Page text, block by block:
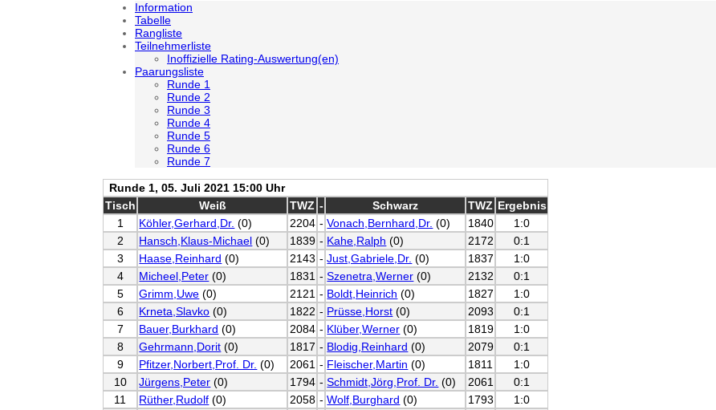
Information
Tabelle
Rangliste
Teilnehmerliste
Inoffizielle Rating-Auswertung(en)
Paarungsliste
Runde 1
Runde 2
Runde 3
Runde 4
Runde 5
Runde 6
Runde 7
Runde 1, 05. Juli 2021 15:00 Uhr
Tisch
Weiß TWZ - Schwarz TWZ Ergebnis
1
Köhler,Gerhard,Dr. (0) 2204 - Vonach,Bernhard,Dr. (0) 1840
1:0
2
Hansch,Klaus-Michael (0) 1839 - Kahe,Ralph (0) 2172
0:1
3
Haase,Reinhard (0) 2143 - Just,Gabriele,Dr. (0) 1837
1:0
4
Micheel,Peter (0) 1831 - Szenetra,Werner (0) 2132
0:1
5
Grimm,Uwe (0) 2121 - Boldt,Heinrich (0) 1827
1:0
6
Krneta,Slavko (0) 1822 - Prüsse,Horst (0) 2093
0:1
7
Bauer,Burkhard (0) 2084 - Klüber,Werner (0) 1819
1:0
8
Gehrmann,Dorit (0) 1817 - Blodig,Reinhard (0) 2079
0:1
9
Pfitzer,Norbert,Prof. Dr. (0) 2061 - Fleischer,Martin (0) 1811
1:0
10
Jürgens,Peter (0) 1794 - Schmidt,Jörg,Prof. Dr. (0) 2061
0:1
11
Rüther,Rudolf (0) 2058 - Wolf,Burghard (0) 1793
1:0